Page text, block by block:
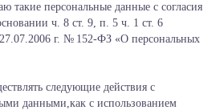
такие персональные данные с согласия
ч. 8 ст. 9, п. 5 ч. 1 ст. 6
27.07.2006 г. № 152-ФЗ «О персональных
следующие действия с
данными,как с использованием